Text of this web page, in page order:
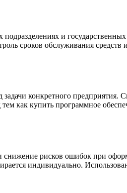
и
сроков обслуживания средств
конкретного предприятия.
как купить программное
рисков ошибок при
индивидуально.